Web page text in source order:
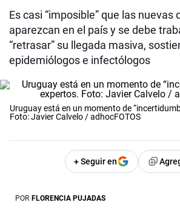
Es casi “imposible” que las nuevas
aparezcan en el país y se debe
“retrasar” su llegada masiva,
epidemiólogos e infectólogos
Uruguay está en un momento de
Foto: Javier Calvelo / adhocFOTOS
+ Seguir en
POR FLORENCIA PUJADAS